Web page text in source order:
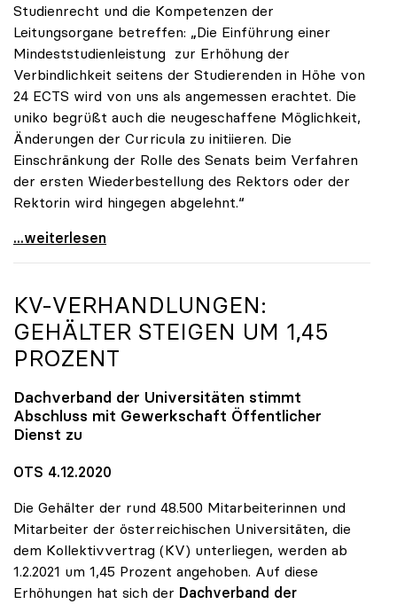
Studienrecht und die Kompetenzen der
Leitungsorgane betreffen: „Die Einführung einer
Mindeststudienleistung zur Erhöhung der
Verbindlichkeit seitens der Studierenden in Höhe von
24 ECTS wird von uns als angemessen erachtet. Die
uniko begrüßt auch die neugeschaffene Möglichkeit,
Änderungen der Curricula zu initiieren. Die
Einschränkung der Rolle des Senats beim Verfahren
der ersten Wiederbestellung des Rektors oder der
Rektorin wird hingegen abgelehnt.“
UG-Novelle: Ja zu Mindeststudienleistung, nein zu
...weiterlesen
KV-VERHANDLUNGEN:
GEHÄLTER STEIGEN UM 1,45
PROZENT
Dachverband der Universitäten stimmt
Abschluss mit Gewerkschaft Öffentlicher
Dienst zu
OTS 4.12.2020
Die Gehälter der rund 48.500 Mitarbeiterinnen und
Mitarbeiter der österreichischen Universitäten, die
dem Kollektivvertrag (KV) unterliegen, werden ab
1.2.2021 um 1,45 Prozent angehoben. Auf diese
Erhöhungen hat sich der Dachverband der